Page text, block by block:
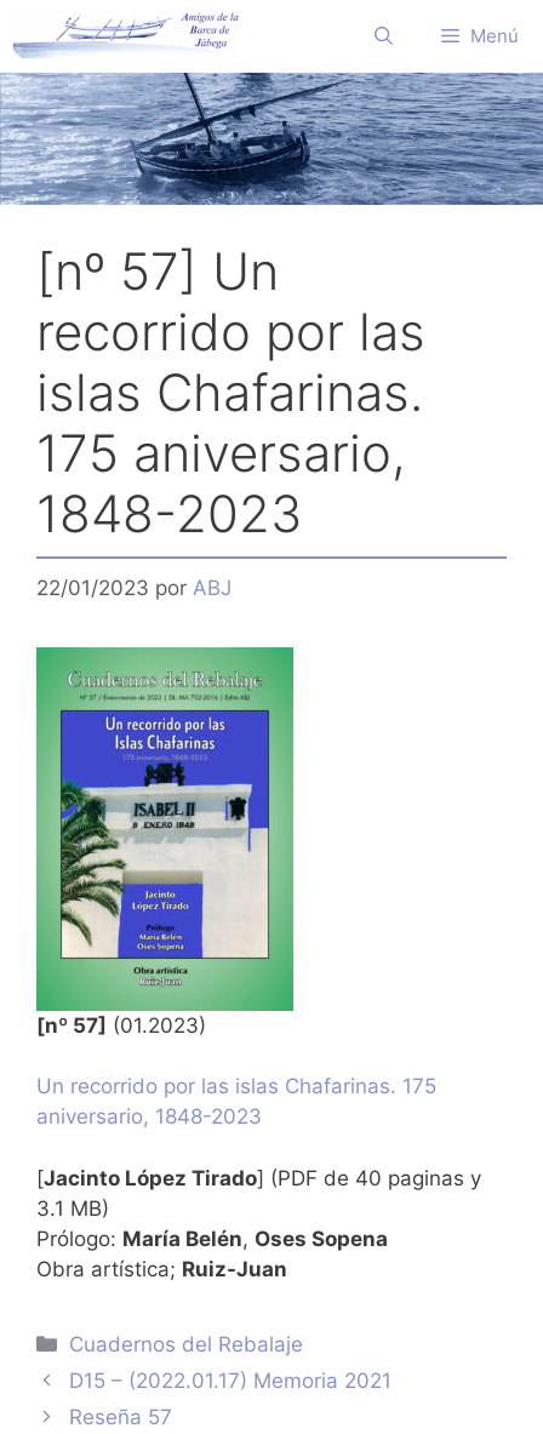
al
contenido
Menú
[nº 57] Un
recorrido por las
islas Chafarinas.
175 aniversario,
1848-2023
22/01/2023 por ABJ
[nº 57] (01.2023)
Un recorrido por las islas Chafarinas. 175
aniversario, 1848-2023
[Jacinto López Tirado] (PDF de 40 paginas y
3.1 MB)
Prólogo: María Belén, Oses Sopena
Obra artística; Ruiz-Juan
Categorías
Cuadernos del Rebalaje
D15 – (2022.01.17) Memoria 2021
Reseña 57